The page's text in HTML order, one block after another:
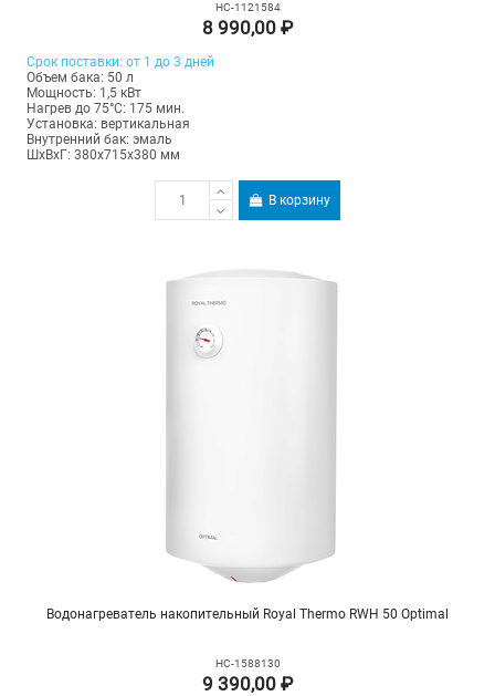
НС-1121584
8 990,00 ₽
Срок поставки: от 1 до 3 дней
Объем бака: 50 л
Мощность: 1,5 кВт
Нагрев до 75°С: 175 мин.
Установка: вертикальная
Внутренний бак: эмаль
ШхВхГ: 380х715х380 мм
В корзину
Водонагреватель накопительный Royal Thermo RWH 50 Optimal
НС-1588130
9 390,00 ₽